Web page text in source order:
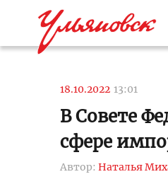
18.10.2022 13:01
В Совете
сфере
Автор: Наталья